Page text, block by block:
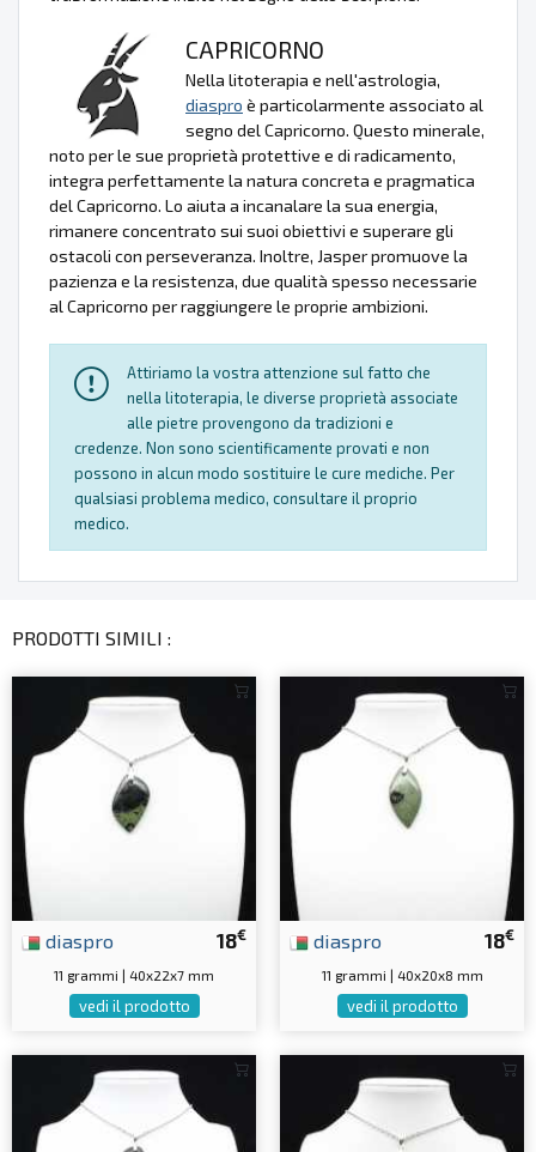
CAPRICORNO
Nella litoterapia e nell'astrologia,
diaspro è particolarmente associato al
segno del Capricorno. Questo minerale,
noto per le sue proprietà protettive e di radicamento,
integra perfettamente la natura concreta e pragmatica
del Capricorno. Lo aiuta a incanalare la sua energia,
rimanere concentrato sui suoi obiettivi e superare gli
ostacoli con perseveranza. Inoltre, Jasper promuove la
pazienza e la resistenza, due qualità spesso necessarie
al Capricorno per raggiungere le proprie ambizioni.
Attiriamo la vostra attenzione sul fatto che
nella litoterapia, le diverse proprietà associate
alle pietre provengono da tradizioni e
credenze. Non sono scientificamente provati e non
possono in alcun modo sostituire le cure mediche. Per
qualsiasi problema medico, consultare il proprio
medico.
PRODOTTI SIMILI :
18€
diaspro
11 grammi | 40x22x7 mm
vedi il prodotto
18€
diaspro
11 grammi | 40x20x8 mm
vedi il prodotto